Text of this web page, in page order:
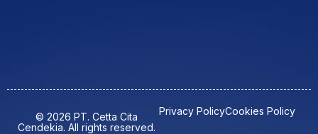
© 2026 PT. Cetta Cita
Cendekia. All rights reserved.
Privacy PolicyCookies Policy